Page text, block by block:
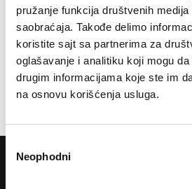
pružanje funkcija društvenih
saobraćaja. Takođe delimo
koristite sajt sa partnerima za
oglašavanje i analitiku koji mogu
drugim informacijama koje ste im
na osnovu korišćenja usluga.
сагласности
Neophodni
Scale Length:650 mm
Bridge:
Ironwood
Black
Hardware: Chrome
Finishes:TS (Tobacco Sunburst)
POTREBNA VAM JE POMOĆ?
Ukoliko želite da dobijete najnovije